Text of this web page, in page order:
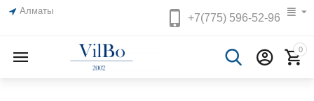
Алматы
+7(775)596-52-96
0